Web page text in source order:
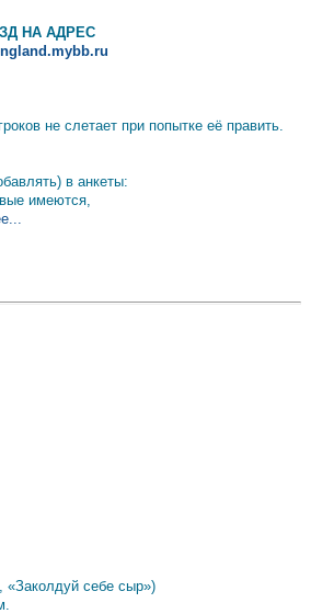
НА АДРЕС
не слетает при попытке её править.
в анкеты:
имеются,
«Заколдуй себе сыр»)